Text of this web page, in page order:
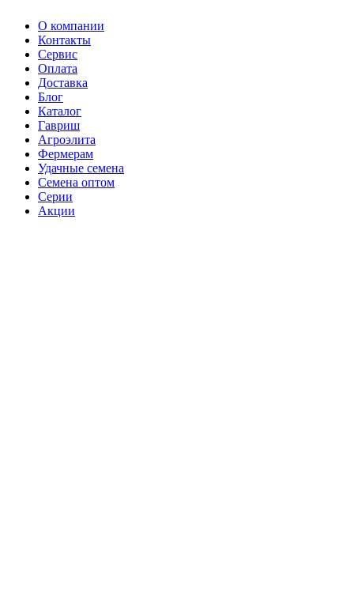
О компании
Контакты
Сервис
Оплата
Доставка
Блог
Каталог
Гавриш
Агроэлита
Фермерам
Удачные семена
Семена оптом
Серии
Акции